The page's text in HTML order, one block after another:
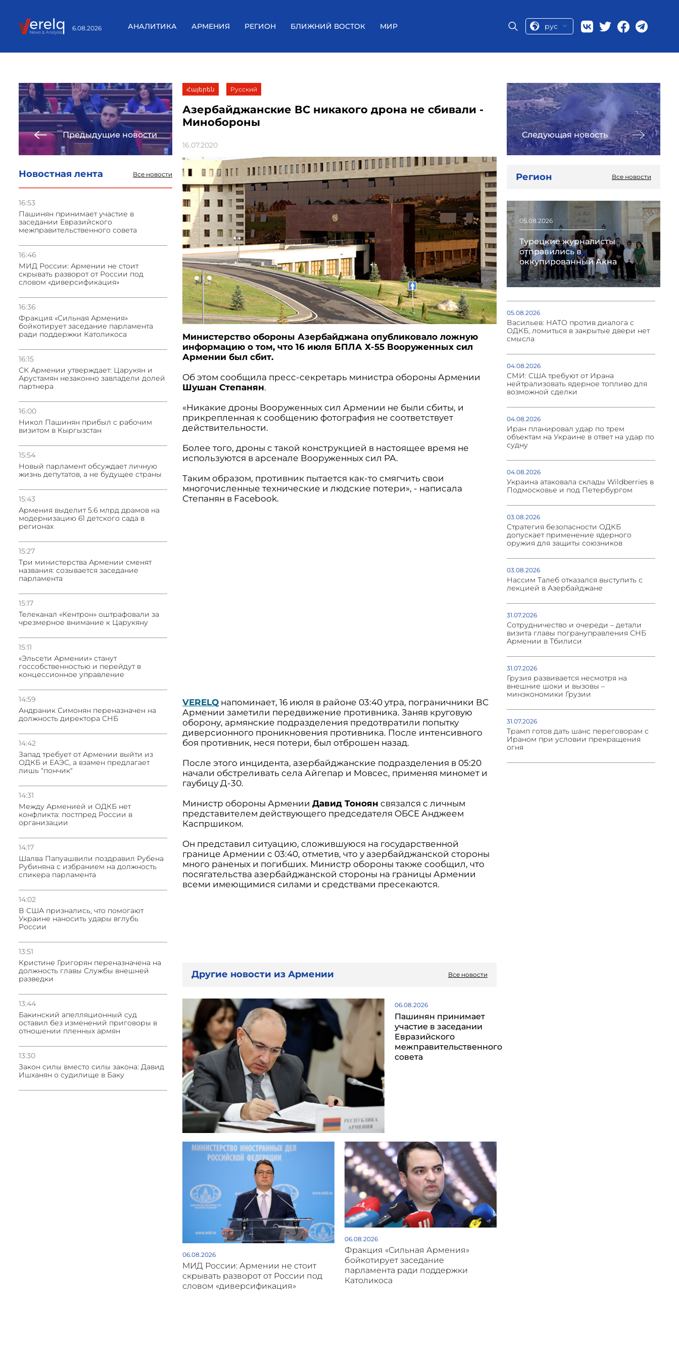
6.08.2026 АНАЛИТИКА АРМЕНИЯ РЕГИОН БЛИЖНИЙ ВОСТОК МИР рус
Предыдущие новости
Новостная лента Все новости
16:53
Пашинян принимает участие в
заседании Евразийского
межправительственного совета
16:46
МИД России: Армении не стоит
скрывать разворот от России под
словом «диверсификация»
16:36
Фракция «Сильная Армения»
бойкотирует заседание парламента
ради поддержки Католикоса
16:15
СК Армении утверждает: Царукян и
Арустамян незаконно завладели долей
партнера
16:00
Никол Пашинян прибыл с рабочим
визитом в Кыргызстан
15:54
Новый парламент обсуждает личную
жизнь депутатов, а не будущее страны
15:43
Армения выделит 5.6 млрд драмов на
модернизацию 61 детского сада в
регионах
15:27
Три министерства Армении сменят
названия: созывается заседание
парламента
15:17
Телеканал «Кентрон» оштрафовали за
чрезмерное внимание к Царукяну
15:11
«Эльсети Армении» станут
госсобственностью и перейдут в
концессионное управление
14:59
Андраник Симонян переназначен на
должность директора СНБ
14:42
Запад требует от Армении выйти из
ОДКБ и ЕАЭС, а взамен предлагает
лишь "пончик"
14:31
Между Арменией и ОДКБ нет
конфликта: постпред России в
организации
14:17
Шалва Папуашвили поздравил Рубена
Рубиняна с избранием на должность
спикера парламента
14:02
В США признались, что помогают
Украине наносить удары вглубь
России
13:51
Кристине Григорян переназначена на
должность главы Службы внешней
разведки
13:44
Бакинский апелляционный суд
оставил без изменений приговоры в
отношении пленных армян
13:30
Закон силы вместо силы закона: Давид
Ишханян о судилище в Баку
Հայերեն Русский
Азербайджанские ВС никакого дрона не сбивали -
Минобороны
16.07.2020
Министерство обороны Азербайджана опубликовало ложную
информацию о том, что 16 июля БПЛА Х-55 Вооруженных сил
Армении был сбит.
Об этом сообщила пресс-секретарь министра обороны Армении
Шушан Степанян.
«Никакие дроны Вооруженных сил Армении не были сбиты, и
прикрепленная к сообщению фотография не соответствует
действительности.
Более того, дроны с такой конструкцией в настоящее время не
используются в арсенале Вооруженных сил РА.
Таким образом, противник пытается как-то смягчить свои
многочисленные технические и людские потери», - написала
Степанян в Facebook.
VERELQ напоминает, 16 июля в районе 03:40 утра, пограничники ВС
Армении заметили передвижение противника. Заняв круговую
оборону, армянские подразделения предотвратили попытку
диверсионного проникновения противника. После интенсивного
боя противник, неся потери, был отброшен назад.
После этого инцидента, азербайджанские подразделения в 05:20
начали обстреливать села Айгепар и Мовсес, применяя миномет и
гаубицу Д-30.
Министр обороны АрменииДавид Тоноян связался с личным
представителем действующего председателя ОБСЕ Анджеем
Каспршиком.
Он представил ситуацию, сложившуюся на государственной
границе Армении с 03:40, отметив, что у азербайджанской стороны
много раненых и погибших. Министр обороны также сообщил, что
посягательства азербайджанской стороны на границы Армении
всеми имеющимися силами и средствами пресекаются.
Другие новости из Армении Все новости
06.08.2026
Пашинян принимает
участие в заседании
Евразийского
межправительственного
совета
06.08.2026
МИД России: Армении не стоит
скрывать разворот от России под
словом «диверсификация»
06.08.2026
Фракция «Сильная Армения»
бойкотирует заседание
парламента ради поддержки
Католикоса
Следующая новость
Регион Все новости
05.08.2026
Турецкие журналисты
отправились в
оккупированный Акна
05.08.2026
Васильев: НАТО против диалога с
ОДКБ, ломиться в закрытые двери нет
смысла
04.08.2026
СМИ: США требуют от Ирана
нейтрализовать ядерное топливо для
возможной сделки
04.08.2026
Иран планировал удар по трем
объектам на Украине в ответ на удар по
судну
04.08.2026
Украина атаковала склады Wildberries в
Подмосковье и под Петербургом
03.08.2026
Стратегия безопасности ОДКБ
допускает применение ядерного
оружия для защиты союзников
03.08.2026
Нассим Талеб отказался выступить с
лекцией в Азербайджане
31.07.2026
Сотрудничество и очереди – детали
визита главы погрануправления СНБ
Армении в Тбилиси
31.07.2026
Грузия развивается несмотря на
внешние шоки и вызовы –
минэкономики Грузии
31.07.2026
Трамп готов дать шанс переговорам с
Ираном при условии прекращения
огня